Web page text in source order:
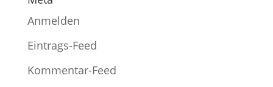
Anmelden
Eintrags-Feed
Kommentar-Feed